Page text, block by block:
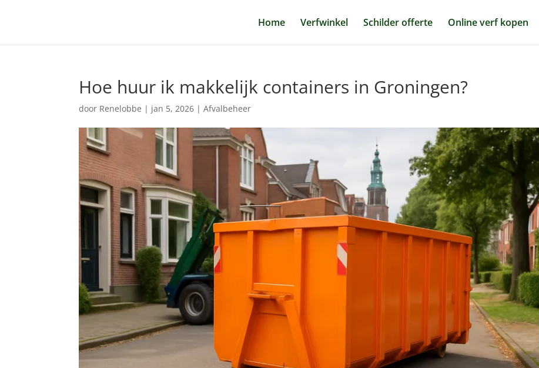
Home Verfwinkel Schilder offerte Online verf kopen
Hoe huur ik makkelijk containers in Groningen?
door Renelobbe | jan 5, 2026 |Afvalbeheer